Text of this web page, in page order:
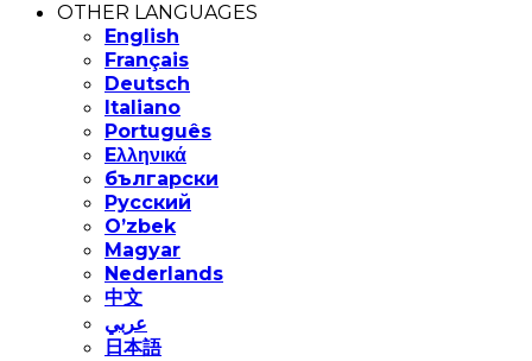
OTHER LANGUAGES
English
Français
Deutsch
Italiano
Português
Eλληνικά
български
Русский
O’zbek
Magyar
Nederlands
中文
عربي
日本語